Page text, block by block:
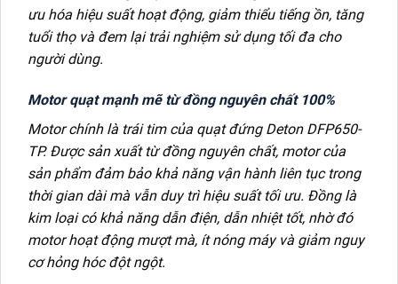
ưu hóa hiệu suất hoạt động, giảm thiểu tiếng ồn, tăng
tuổi thọ và đem lại trải nghiệm sử dụng tối đa cho
người dùng.
Motor quạt mạnh mẽ từ đồng nguyên chất 100%
Motor chính là trái tim của quạt đứng Deton DFP650-
TP. Được sản xuất từ đồng nguyên chất, motor của
sản phẩm đảm bảo khả năng vận hành liên tục trong
thời gian dài mà vẫn duy trì hiệu suất tối ưu. Đồng là
kim loại có khả năng dẫn điện, dẫn nhiệt tốt, nhờ đó
motor hoạt động mượt mà, ít nóng máy và giảm nguy
cơ hỏng hóc đột ngột.